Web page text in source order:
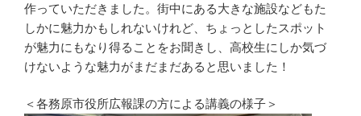
作っていただきました。街中にある大きな施設などもた
しかに魅力かもしれないけれど、ちょっとしたスポット
が魅力にもなり得ることをお聞きし、高校生にしか気づ
けないような魅力がまだまだあると思いました！
＜各務原市役所広報課の方による講義の様子＞